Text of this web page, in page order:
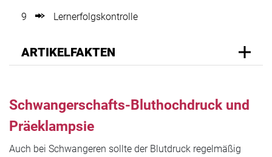
9 Lernerfolgskontrolle
ARTIKELFAKTEN
Schwangerschafts-Bluthochdruck und
Präeklampsie
Auch bei Schwangeren sollte der Blutdruck regelmäßig